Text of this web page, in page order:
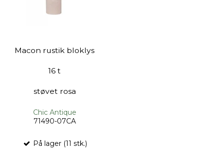
Macon rustik bloklys
16 t
støvet rosa
Chic Antique
71490-07CA
På lager (11 stk.)